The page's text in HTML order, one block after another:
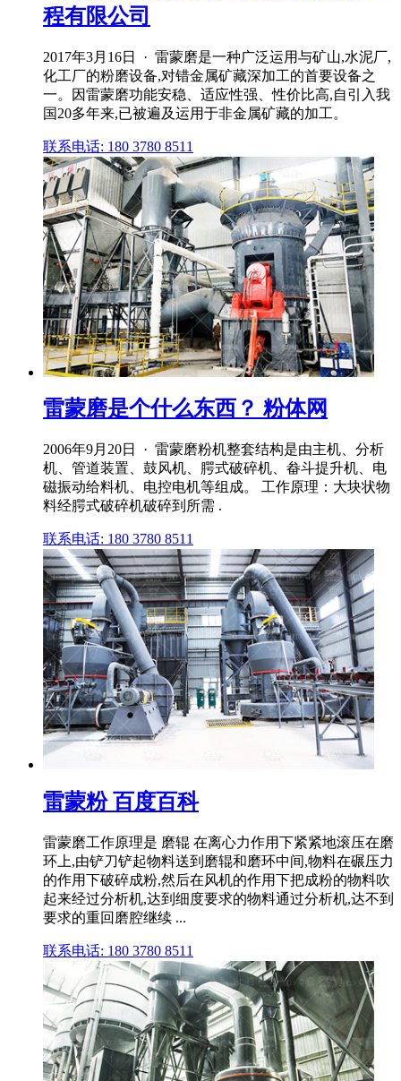
程有限公司
2017年3月16日 · 雷蒙磨是一种广泛运用与矿山,水泥厂,
化工厂的粉磨设备,对错金属矿藏深加工的首要设备之
一。因雷蒙磨功能安稳、适应性强、性价比高,自引入我
国20多年来,已被遍及运用于非金属矿藏的加工。
联系电话: 180 3780 8511
雷蒙磨是个什么东西？ 粉体网
2006年9月20日 · 雷蒙磨粉机整套结构是由主机、分析
机、管道装置、鼓风机、腭式破碎机、畚斗提升机、电
磁振动给料机、电控电机等组成。 工作原理：大块状物
料经腭式破碎机破碎到所需 .
联系电话: 180 3780 8511
雷蒙粉 百度百科
雷蒙磨工作原理是 磨辊 在离心力作用下紧紧地滚压在磨
环上,由铲刀铲起物料送到磨辊和磨环中间,物料在碾压力
的作用下破碎成粉,然后在风机的作用下把成粉的物料吹
起来经过分析机,达到细度要求的物料通过分析机,达不到
要求的重回磨腔继续 ...
联系电话: 180 3780 8511